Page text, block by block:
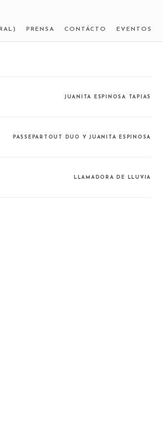
PRENSA CONTÁCTO EVENTOS
JUANITA ESPINOSA TAPIAS
PASSEPARTOUT DUO Y JUANITA ESPINOSA
LLAMADORA DE LLUVIA